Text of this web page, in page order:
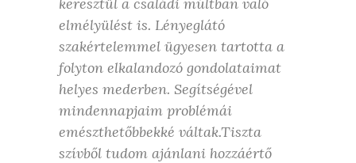
elmélyülést is. Lényeglátó
szakértelemmel ügyesen tartotta a
folyton elkalandozó gondolataimat
helyes mederben. Segítségével
mindennapjaim problémái
emészthetőbbekké váltak.Tiszta
szívből tudom ajánlani hozzáértő